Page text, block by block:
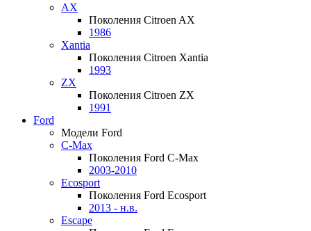
AX
Поколения Citroen AX
1986
Xantia
Поколения Citroen Xantia
1993
ZX
Поколения Citroen ZX
1991
Ford
Модели Ford
C-Max
Поколения Ford C-Max
2003-2010
Ecosport
Поколения Ford Ecosport
2013 - н.в.
Escape